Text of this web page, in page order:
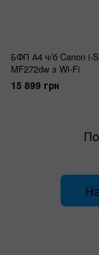
БФП А4 ч/б Canon i-
MF272dw з Wi-Fi
15 899 грн